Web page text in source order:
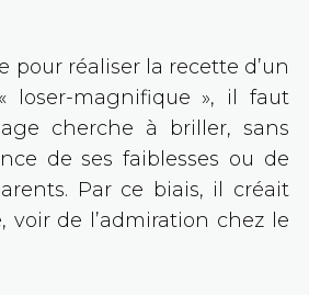
pour réaliser la recette d’un
loser-magnifique », il faut
cherche à briller, sans
de ses faiblesses ou de
Par ce biais, il créait
voir de l’admiration chez le